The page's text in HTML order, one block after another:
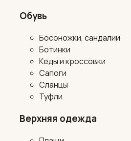
Обувь
Босоножки, сандалии
Ботинки
Кеды и кроссовки
Сапоги
Сланцы
Туфли
Верхняя одежда